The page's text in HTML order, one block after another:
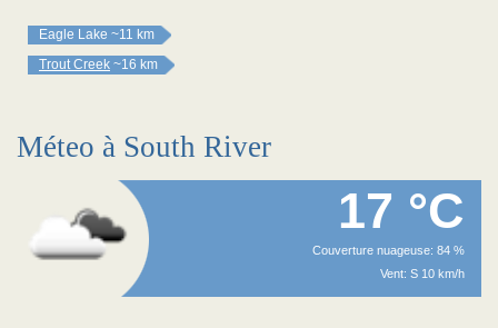
Eagle Lake ~11 km
Trout Creek ~16 km
Méteo à South River
17 °C
Couverture nuageuse: 84 %
Vent: S 10 km/h